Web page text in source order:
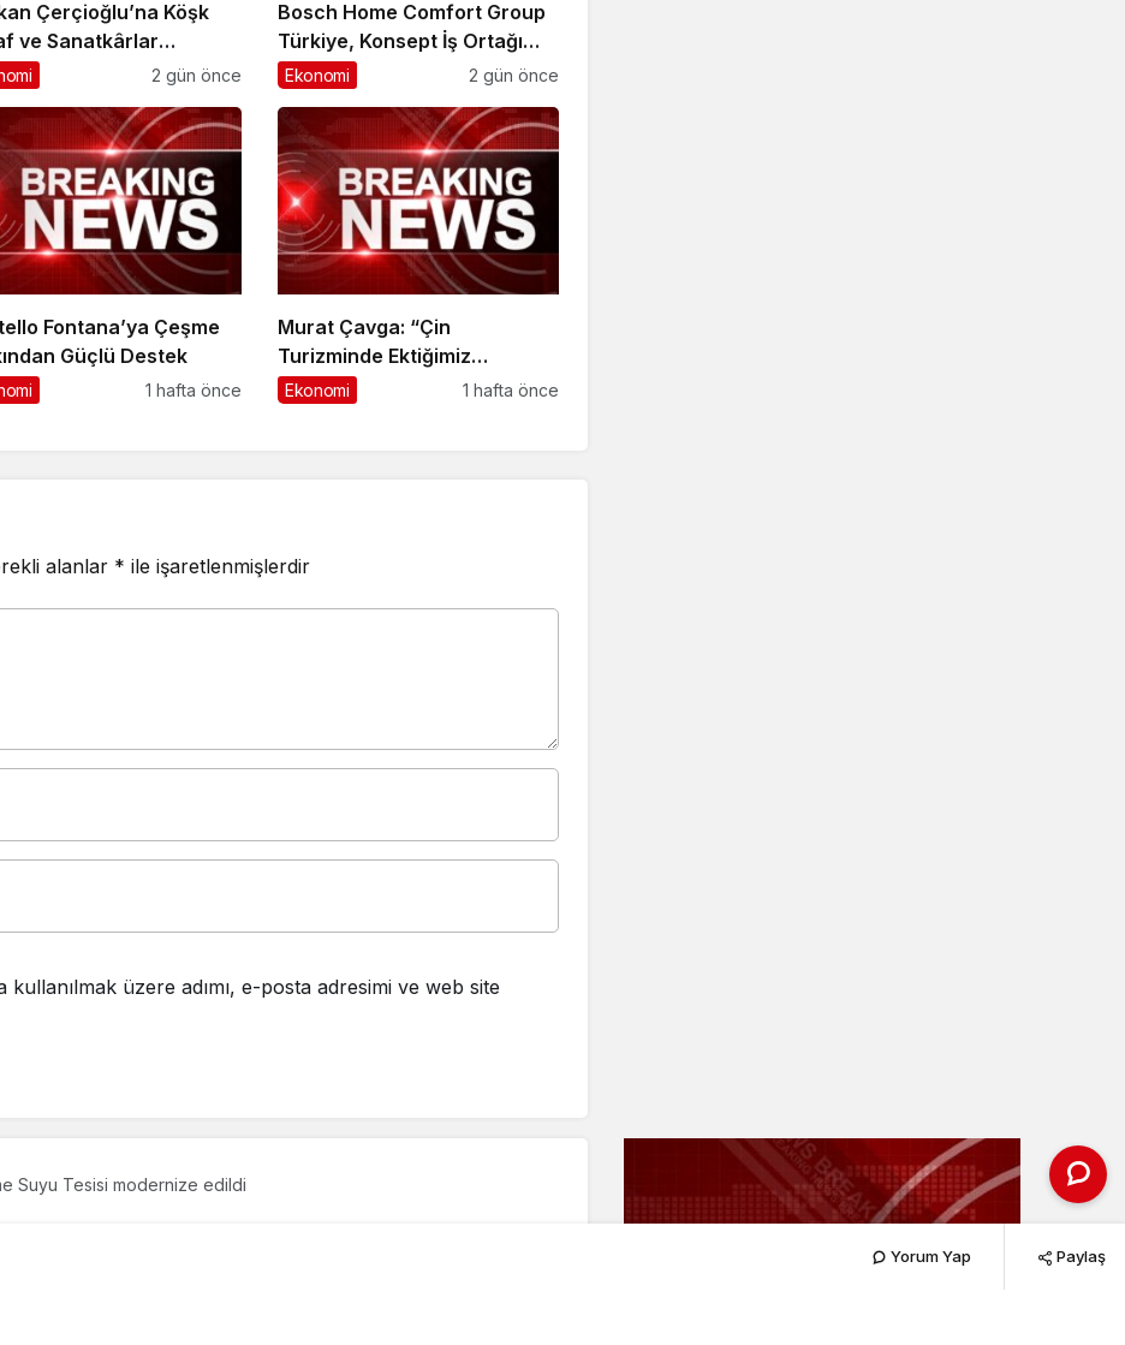
Çerçioğlu’na Köşk
ve Sanatkârlar
Ziyaret
2 gün önce
Bosch Home Comfort Group
Türkiye, Konsept İş Ortağı
Ağıyla Hizmet
Dönem Başlatıyor
Ekonomi 2 gün önce
Fontana’ya Çeşme
Güçlü Destek
1 hafta önce
Murat Çavga: “Çin
Turizminde Ektiğimiz
Tohumlar Filiz Vermeye
Ekonomi 1 hafta önce
alanlar * ile işaretlenmişlerdir
üzere adımı, e-posta adresimi ve web site
Suyu Tesisi modernize edildi
Tesisi modernize edildi Yorum Yap Paylaş